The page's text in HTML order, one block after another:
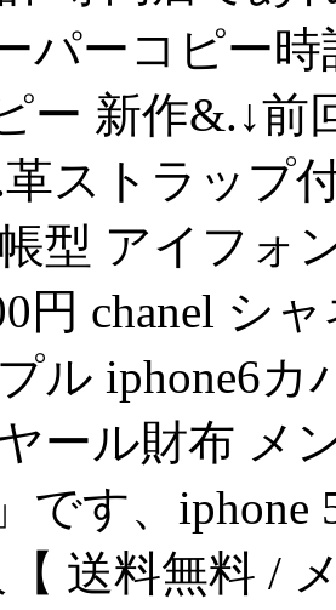
パーコピー
ー 新作&.↓前
ストラップ
型 アイフォ
円 chanel シ
ル iphone6
ール財布 メ
です、iphone
送料無料 /